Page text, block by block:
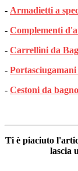
- Armadietti a
- Complementi
- Carrellini da
-
- Cestoni da
Ti è piaciuto
lascia